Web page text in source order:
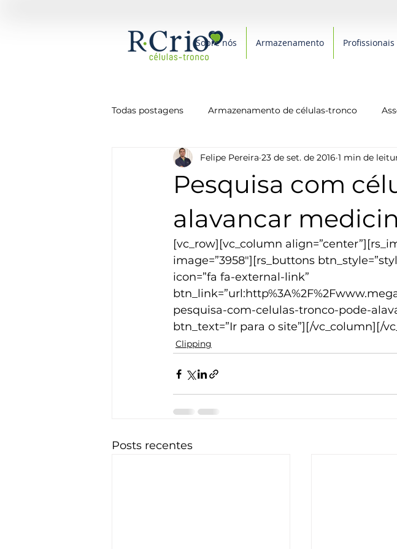
Sobre nós Armazenamento
Todas postagens Armazenamento de células-tronco
Medicina Novidades Parcerias Editoriais
Alimentação
Pesquisa com
alavancar
Felipe Pereira 23 de set. de 2016 1 min de
[vc_row][vc_column
image=”3958″][rs_buttons
icon=”fa fa-external-link”
pesquisa-com-celulas-tronco-pode-
btn_text=”Ir para o site”][/vc_column][/
Clipping
Posts recentes